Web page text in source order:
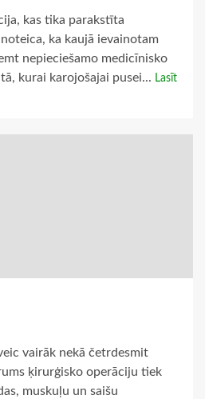
kas tika parakstīta
ka kaujā ievainotam
nepieciešamo medicīnisko
kurai karojošajai pusei... Lasīt
vairāk nekā četrdesmit
ķirurģisko operāciju tiek
muskuļu un saišu